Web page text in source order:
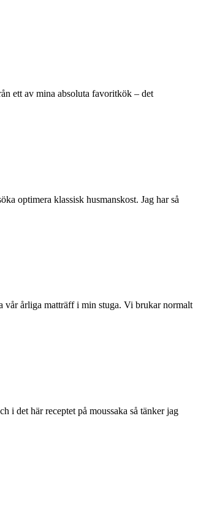
ett av mina absoluta favoritkök – det
optimera klassisk husmanskost. Jag har så
vår årliga matträff i min stuga. Vi brukar normalt
i det här receptet på moussaka så tänker jag